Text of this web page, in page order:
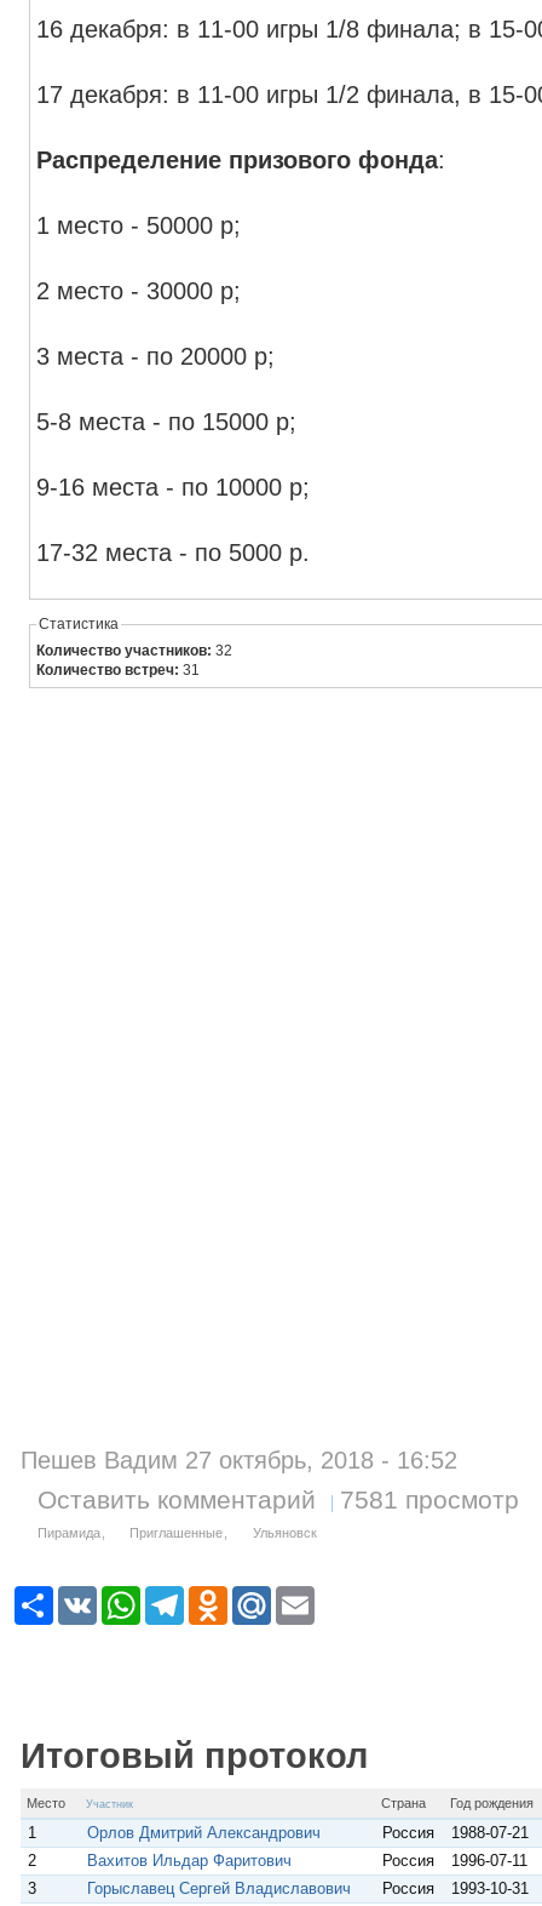
16 декабря: в 11-00 игры 1/8 финала; в 15-
17 декабря: в 11-00 игры 1/2 финала, в 15-
Распределение призового фонда:
1 место - 50000 р;
2 место - 30000 р;
3 места - по 20000 р;
5-8 места - по 15000 р;
9-16 места - по 10000 р;
17-32 места - по 5000 р.
Статистика
Количество участников:32
Количество встреч:31
Пешев Вадим 27 октябрь, 2018 - 16:52
Оставить комментарий 7581 просмотр
Пирамида Приглашенные Ульяновск
Р
V
K
W
T
O
s
n
i
M
Итоговый протокол
Место Участник Страна Год рождения
1 Орлов Дмитрий Александрович Россия
1988-07-21
2
Вахитов Ильдар Фаритович Россия
1996-07-11
3
Горыславец Сергей Владиславович Россия 1993-10-31